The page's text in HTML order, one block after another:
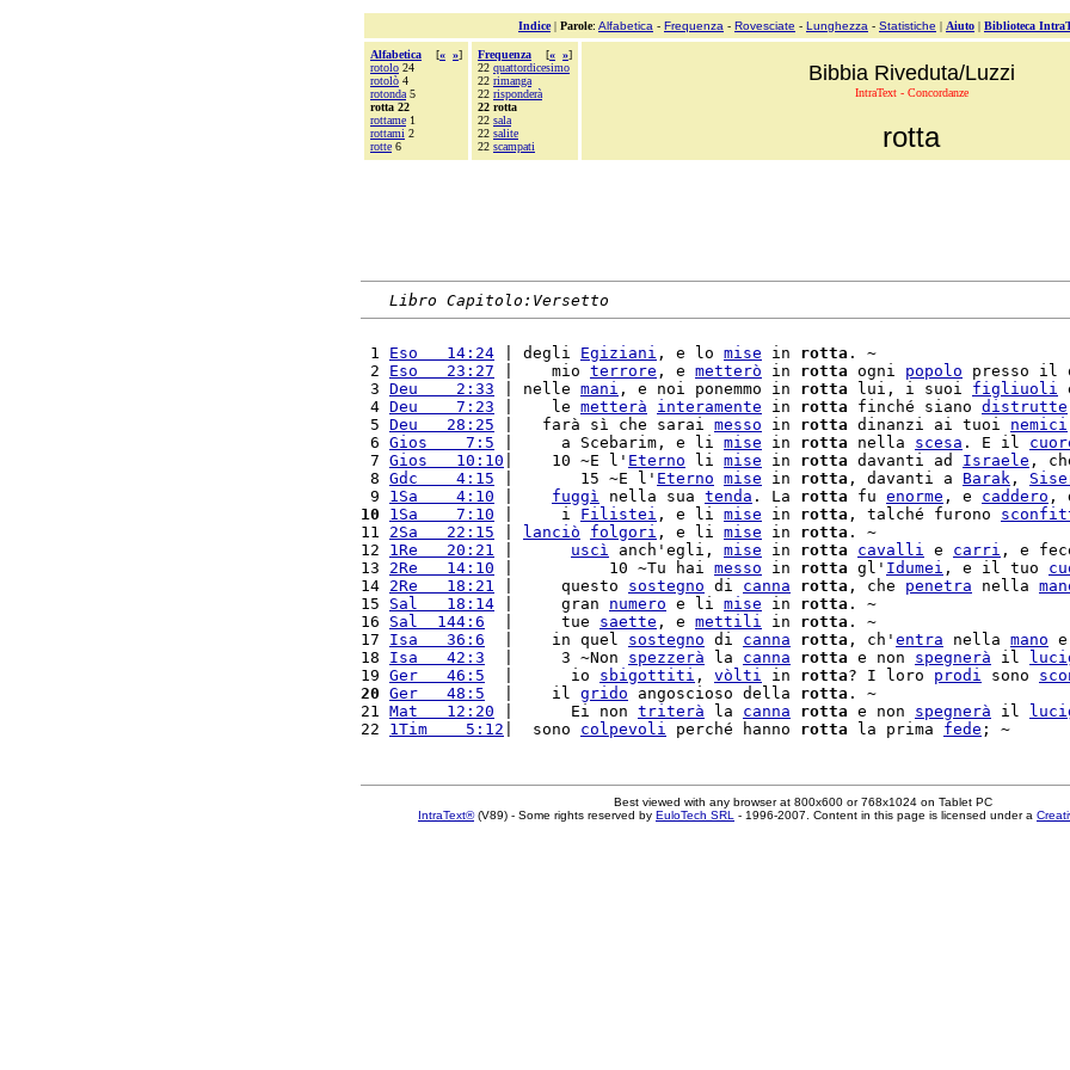
Indice| Parole: Alfabetica - Frequenza - Rovesciate - Lunghezza - Statistiche | Aiuto | Biblioteca
Alfabetica [« »]
rotolo 24
rotolò 4
rotonda 5
rotta 22
rottame 1
rottami 2
rotte 6
Frequenza [« »]
22 quattordicesimo
22 rimanga
22 risponderà
22 rotta
22 sala
22 salite
22 scampati
Bibbia Riveduta/Luzzi
IntraText - Concordanze
rotta
Libro Capitolo:Versetto
1 Eso   14:24 | degli Egiziani , e lo mise in rotta . ~
2 Eso   23:27 |    mio terrore , e metterò in rotta ogni popolo presso il
3 Deu    2:33 | nelle mani , e noi ponemmo in rotta lui, i suoi figliuoli
4 Deu    7:23 |    le metterà interamente in rotta finché siano distrutte
5 Deu   28:25 |   farà sì che sarai messo in rotta dinanzi ai tuoi nemici
6 Gios    7:5 |     a Scebarim, e li mise in rotta nella scesa . E il
7 Gios   10:10 |    10 ~E l' Eterno li mise in rotta davanti ad Israele ,
8 Gdc    4:15 |       15 ~E l' Eterno mise in rotta , davanti a Barak ,
9 1Sa    4:10 fuggì nella sua tenda . La rotta fu enorme , e caddero
10
1Sa    7:10 |     i Filistei , e li mise in rotta , talché furono
11 2Sa   22:15 lanciò folgori , e li mise in rotta . ~
12 1Re   20:21 uscì anch'egli, mise in rotta cavalli e carri , e
13 2Re   14:10 |          10 ~Tu hai messo in rotta gl' Idumei , e il tuo
14 2Re   18:21 |     questo sostegno di canna rotta , che penetra nella
15 Sal   18:14 |     gran numero e li mise in rotta . ~
16 Sal  144:6
  |     tue
saette , e mettili in rotta . ~
17 Isa   36:6
  |    in quel
sostegno di canna rotta , ch' entra nella mano
18 Isa   42:3
  |     3 ~Non
spezzerà la canna rotta e non spegnerà il
19 Ger   46:5
  |      io
sbigottiti , vòlti in rotta? I loro prodi sono
20 Ger   48:5
  |    il
grido angoscioso della rotta . ~
21 Mat   12:20 |      Ei non triterà la canna rotta e non spegnerà il
22 1Tim    5:12 |  sono colpevoli perché hanno rotta la prima fede
Best viewed with any browser at 800x600 or 768x1024 on Tablet PC
IntraText®(V89) - Some rights reserved by EuloTech SRL - 1996-2007. Content in this page is licensed under a